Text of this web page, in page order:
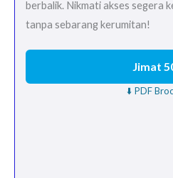
berbalik. Nikmati akses segera
tanpa sebarang kerumitan!
Jimat
⬇️ PDF